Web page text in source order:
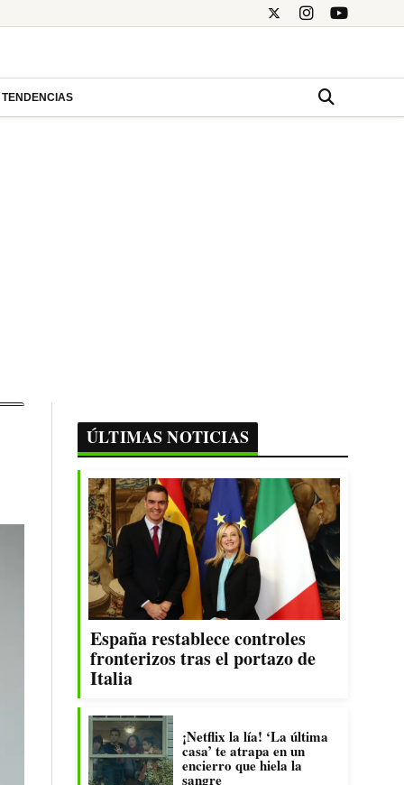
TENDENCIAS
ÚLTIMAS NOTICIAS
España restablece controles
fronterizos tras el portazo de
Italia
¡Netflix la lía! ‘La última
casa’ te atrapa en un
encierro que hiela la
sangre